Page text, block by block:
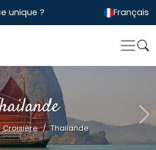
unique ? Français
Croisière Thailande